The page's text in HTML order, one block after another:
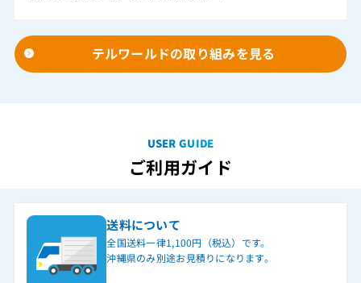
テルワールドの取り組みを見る
USER GUIDE
ご利用ガイド
送料について
全国送料一律1,100円（税込）です。
沖縄県のみ別途お見積りになります。